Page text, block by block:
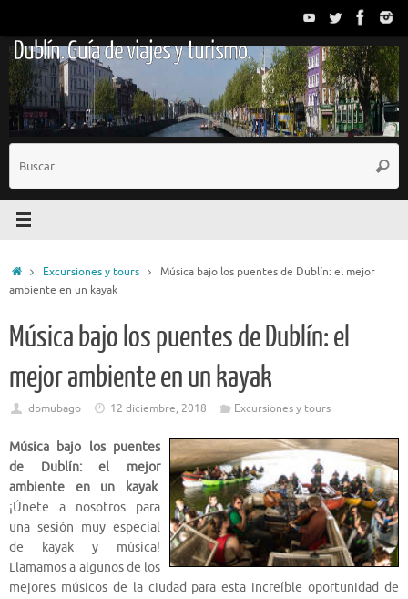
contenido
Dublín. Guía de viajes y turismo.
InicioExcursiones y tours
Música bajo los puentes de Dublín: el mejor
ambiente en un kayak
Música bajo los puentes de Dublín: el
mejor ambiente en un kayak
dpmubago 12 diciembre, 2018 Excursiones y tours
Música bajo los puentes
de Dublín: el mejor
ambiente en un kayak.
¡Únete a nosotros para
una sesión muy especial
de kayak y música!
Llamamos a algunos de los
mejores músicos de la ciudad para esta increíble oportunidad de